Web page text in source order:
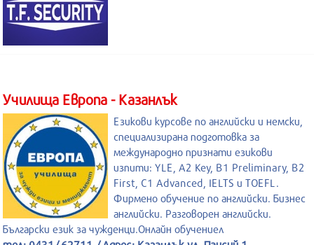
Училища Европа - Казанлък
Езикови курсове по английски и немски,
специализирана подготовка за
международно признати езикови
изпити: YLE, A2 Key, B1 Preliminary, B2
First, C1 Advanced, IELTS и TOEFL.
Фирмено обучение по английски. Бизнес
английски. Разговорен английски.
Български език за чужденци.Онлайн обучениел